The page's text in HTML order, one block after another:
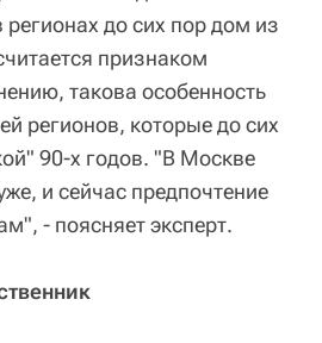
до сих пор дом из
признаком
такова особенность
регионов, которые до сих
90-х годов. "В Москве
и сейчас предпочтение
- поясняет эксперт.